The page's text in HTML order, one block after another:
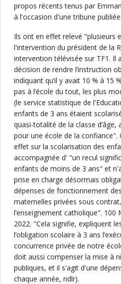
propos récents tenus par
à l'occasion d'une tribune
Ils ont en effet relevé "plusieurs
l'intervention du président de la
intervention télévisée sur TF1.
décision de rendre l’instruction
indiquant qu’il y avait 10 % à 15
pas à l’école du tout, les plus
(le service statistique de
enfants de 3 ans étaient
quasi-totalité de la classe
pour une école de la confiance".
effet sur la scolarisation des
accompagnée d' "un recul
enfants de moins de 3 ans" et
prise en charge désormais
dépenses de fonctionnement
maternelles privées sous
l’enseignement catholique".
2022. "Cela signifie, expliquent
l’obligation scolaire à 3 ans
concurrence privée de notre
doit aussi compenser la mise à
publiques, et il s'agit d'une
chaque année, ndlr).